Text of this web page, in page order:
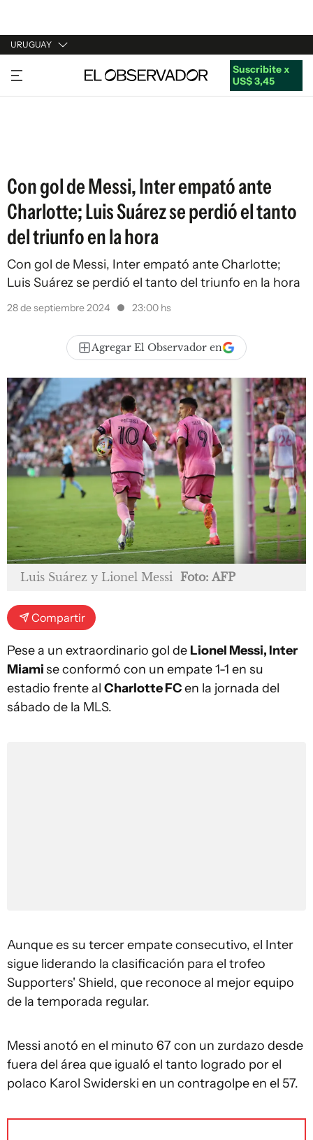
URUGUAY
URUGUAY
ARGENTINA
Suscribite x
US$ 3,45
Con gol de Messi, Inter empató ante
Charlotte; Luis Suárez se perdió el tanto
del triunfo en la hora
Con gol de Messi, Inter empató ante Charlotte;
Luis Suárez se perdió el tanto del triunfo en la hora
28 de septiembre 2024 23:00 hs
Agregar El Observador en
Luis Suárez y Lionel Messi Foto: AFP
Compartir
Pese a un extraordinario gol de Lionel Messi, Inter
Miamise conformó con un empate 1-1 en su
estadio frente al Charlotte FCen la jornada del
sábado de la MLS.
Aunque es su tercer empate consecutivo, el Inter
sigue liderando la clasificación para el trofeo
Supporters' Shield, que reconoce al mejor equipo
de la temporada regular.
Messi anotó en el minuto 67 con un zurdazo desde
fuera del área que igualó el tanto logrado por el
polaco Karol Swiderski en un contragolpe en el 57.